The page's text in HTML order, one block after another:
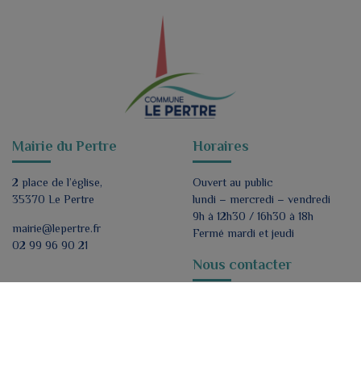
Mairie du Pertre
2 place de l’église,
35370 Le Pertre
mairie@lepertre.fr
02 99 96 90 21
Horaires
Ouvert au public
lundi – mercredi – vendredi
9h à 12h30 / 16h30 à 18h
Fermé mardi et jeudi
Nous contacter